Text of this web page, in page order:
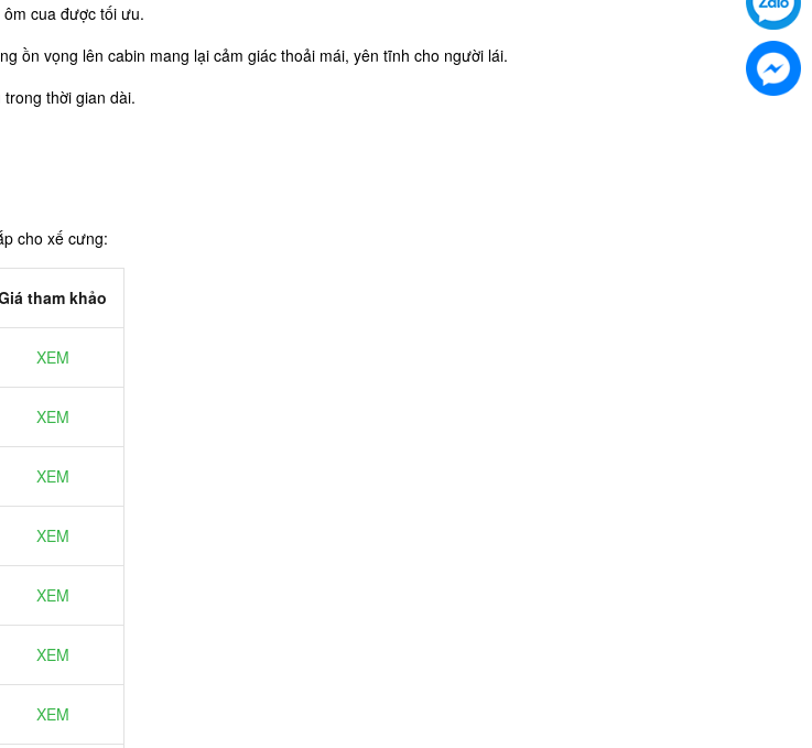
cua được tối ưu.
ồn vọng lên cabin mang lại cảm giác thoải mái, yên tĩnh cho người lái.
thời gian dài.
cho xế cưng:
tham khảo
XEM
XEM
XEM
XEM
XEM
XEM
XEM